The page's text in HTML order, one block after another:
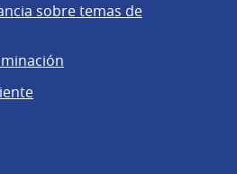
sobre temas de